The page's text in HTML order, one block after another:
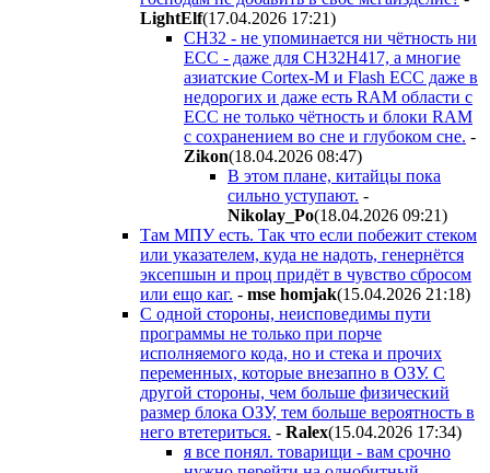
LightElf(17.04.2026 17:21)
CH32 - не упоминается ни чётность ни
ECC - даже для CH32H417, а многие
азиатские Cortex-M и Flash ECC даже в
недорогих и даже есть RAM области с
ECC не только чётность и блоки RAM
с сохранением во сне и глубоком сне. -
Zikon(18.04.2026 08:47)
В этом плане, китайцы пока
сильно уступают. -
Nikolay_Po(18.04.2026 09:21)
Там МПУ есть. Так что если побежит стеком
или указателем, куда не надоть, генернётся
эксепшын и проц придёт в чувство сбросом
или ещо каг. - mse homjak(15.04.2026 21:18)
С одной стороны, неисповедимы пути
программы не только при порче
исполняемого кода, но и стека и прочих
переменных, которые внезапно в ОЗУ. С
другой стороны, чем больше физический
размер блока ОЗУ, тем больше вероятность в
него втетериться. - Ralex(15.04.2026 17:34)
я все понял. товарищи - вам срочно